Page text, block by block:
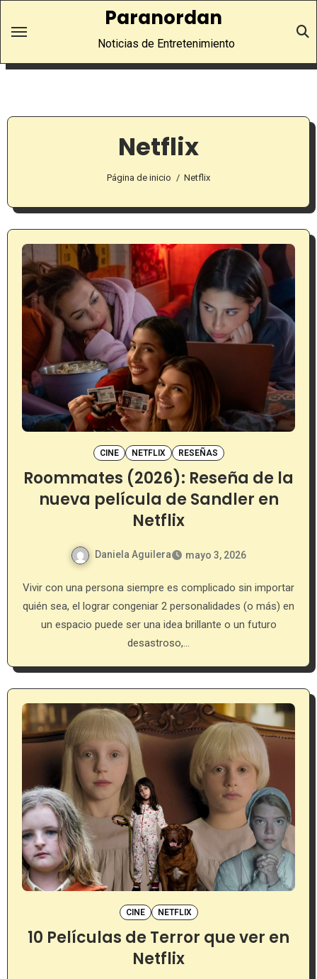
Paranordan
Noticias de Entretenimiento
Netflix
Página de inicio Netflix
CINE NETFLIX RESEÑAS
Roommates (2026): Reseña de la
nueva película de Sandler en
Netflix
Daniela Aguilera mayo 3, 2026
Vivir con una persona siempre es complicado sin importar
quién sea, el lograr congeniar 2 personalidades (o más) en
un espacio puede ser una idea brillante o un futuro
desastroso,…
CINE NETFLIX
10 Películas de Terror que ver en
Netflix